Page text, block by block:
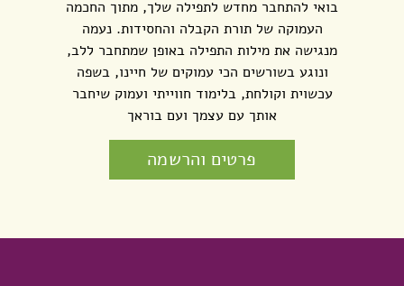
בואי להתחבר מחדש לתפילה שלך, מתוך החכמה
העמוקה של תורת הקבלה והחסידות. נעמה
מנגישה את מילות התפילה באופן שמתחבר ללב,
ונוגע בשורשים הכי עמוקים של חיינו, בשפה
עכשוית וקולחת, בלימוד חווייתי ועמוק שיחבר
אותך עם עצמך ועם בוראך
פרטים והרשמה